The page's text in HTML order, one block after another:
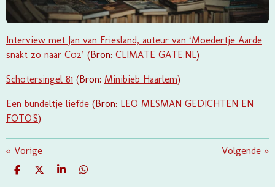
Interview met Jan van Friesland, auteur van ‘Moedertje Aarde
snakt zo naar C02’ (Bron: CLIMATE GATE.NL )
Schotersingel 81 (Bron: Minibieb Haarlem)
Een bundeltje liefde (Bron: LEO MESMAN GEDICHTEN EN
FOTO'S)
« Vorige Volgende »
D
D
S
D